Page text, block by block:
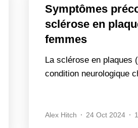
Symptômes
sclérose en
femmes
La sclérose en plaques
condition neurologique
Alex Hitch 24 Oct 2024